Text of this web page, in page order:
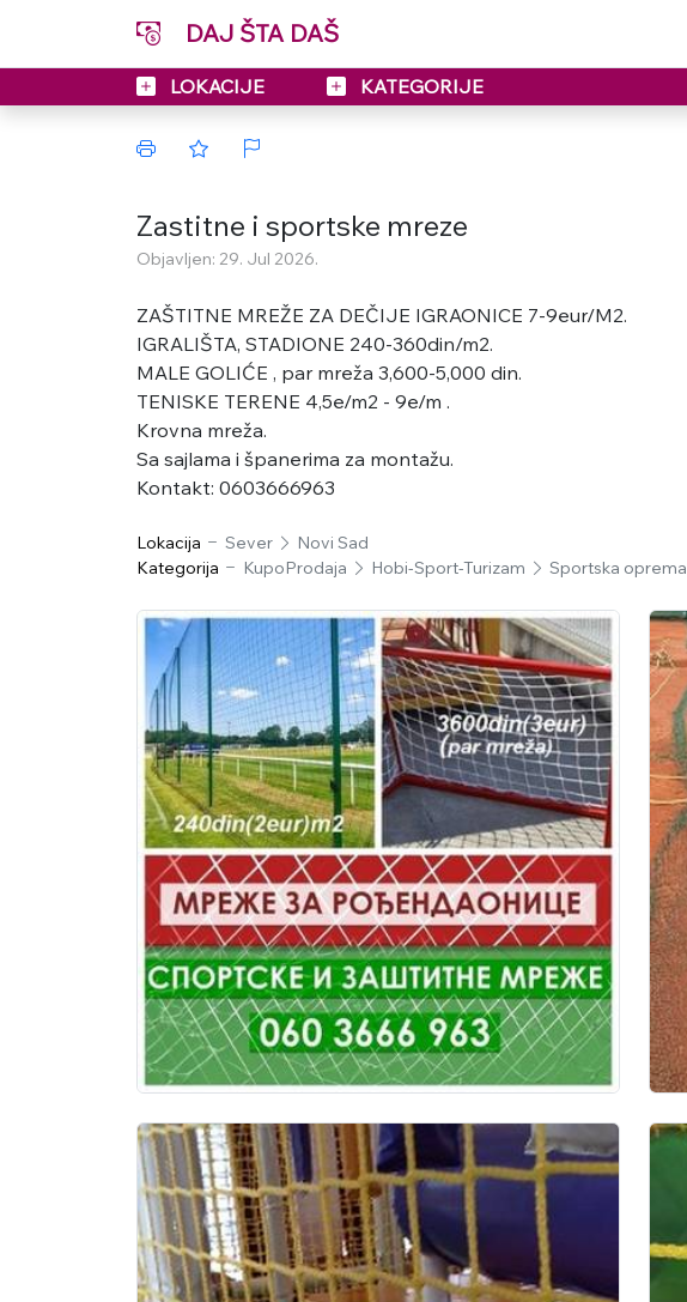
DAJ ŠTA DAŠ
LOKACIJE KATEGORIJE
Zastitne i sportske mreze
Objavljen: 29. Jul 2026.
ZAŠTITNE MREŽE ZA DEČIJE IGRAONICE 7-9eur/M2.
IGRALIŠTA, STADIONE 240-360din/m2.
MALE GOLIĆE , par mreža 3,600-5,000 din.
TENISKE TERENE 4,5e/m2 - 9e/m .
Krovna mreža.
Sa sajlama i španerima za montažu.
Kontakt: 0603666963
Lokacija Sever
Novi Sad
Kategorija
KupoProdaja Hobi-Sport-Turizam Sportska oprema